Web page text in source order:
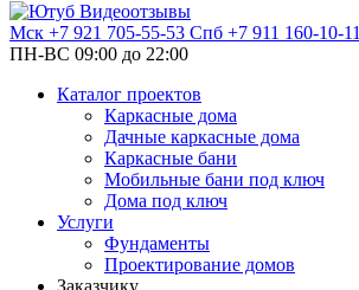
Видеоотзывы
Мск +7 921 705-55-53 Спб +7 911 160-10-11
ПН-ВС 09:00 до 22:00
Каталог проектов
Каркасные дома
Дачные каркасные дома
Каркасные бани
Мобильные бани под ключ
Дома под ключ
Услуги
Фундаменты
Проектирование домов
Заказчику